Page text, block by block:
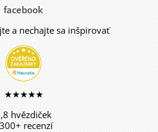
facebook
a nechajte sa inšpirovať
★★★★★
hvězdiček
recenzí